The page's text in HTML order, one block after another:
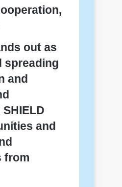
out as
spreading
and
and
from